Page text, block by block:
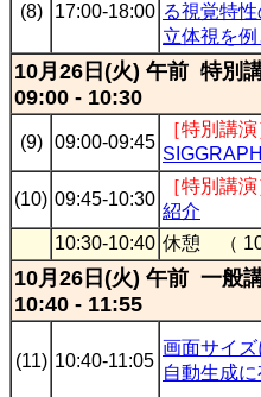
(8) 17:00-18:00 る視覚特
立体視を例
10月26日(火) 午前 特別
09:00 - 10:30
(9) 09:00-09:45
［特別講演
(10) 09:45-10:30
［特別講演
紹介
10:30-10:40 休憩 （ 10
10月26日(火) 午前 一般講
10:40 - 11:55
(11) 10:40-11:05
画面サイ
自動生成